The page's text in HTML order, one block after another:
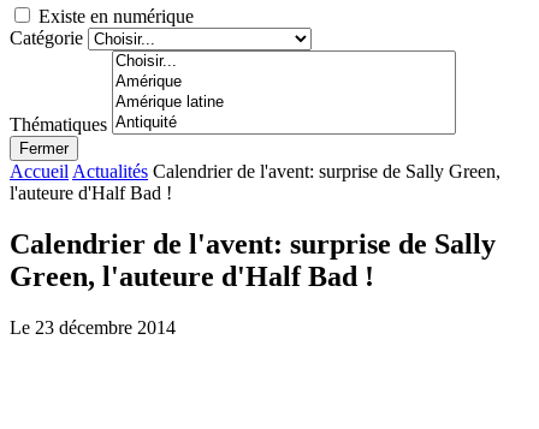
Existe en numérique
Catégorie
Thématiques
Fermer
Accueil Actualités Calendrier de l'avent: surprise de Sally Green,
l'auteure d'Half Bad !
Calendrier de l'avent: surprise de Sally
Green, l'auteure d'Half Bad !
Le 23 décembre 2014